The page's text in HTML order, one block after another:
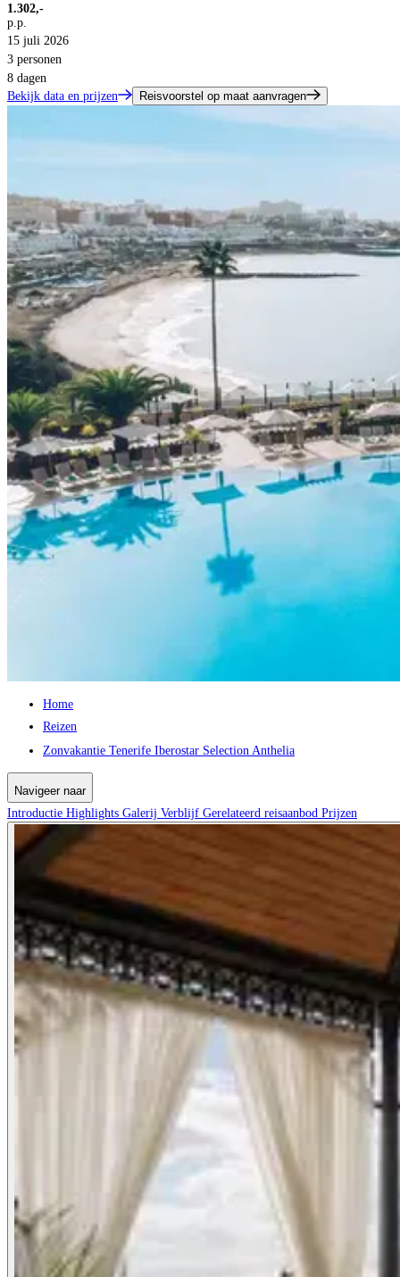
1.302,-
p.p.
15 juli 2026
3 personen
8 dagen
Bekijk data en prijzen
Reisvoorstel op maat aanvragen
Home
Reizen
Zonvakantie Tenerife Iberostar Selection Anthelia
Navigeer naar
Introductie Highlights Galerij Verblijf Gerelateerd reisaanbod Prijzen